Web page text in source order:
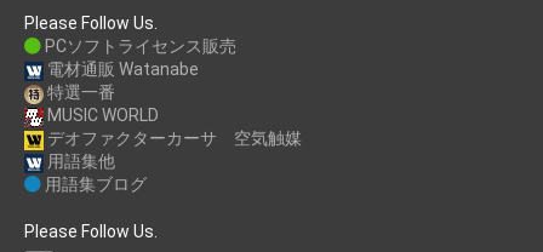
Please Follow Us.
PCソフトライセンス販売
電材通販 Watanabe
特選一番
MUSIC WORLD
デオファクターカーサ 空気触媒
用語集他
用語集ブログ
Please Follow Us.